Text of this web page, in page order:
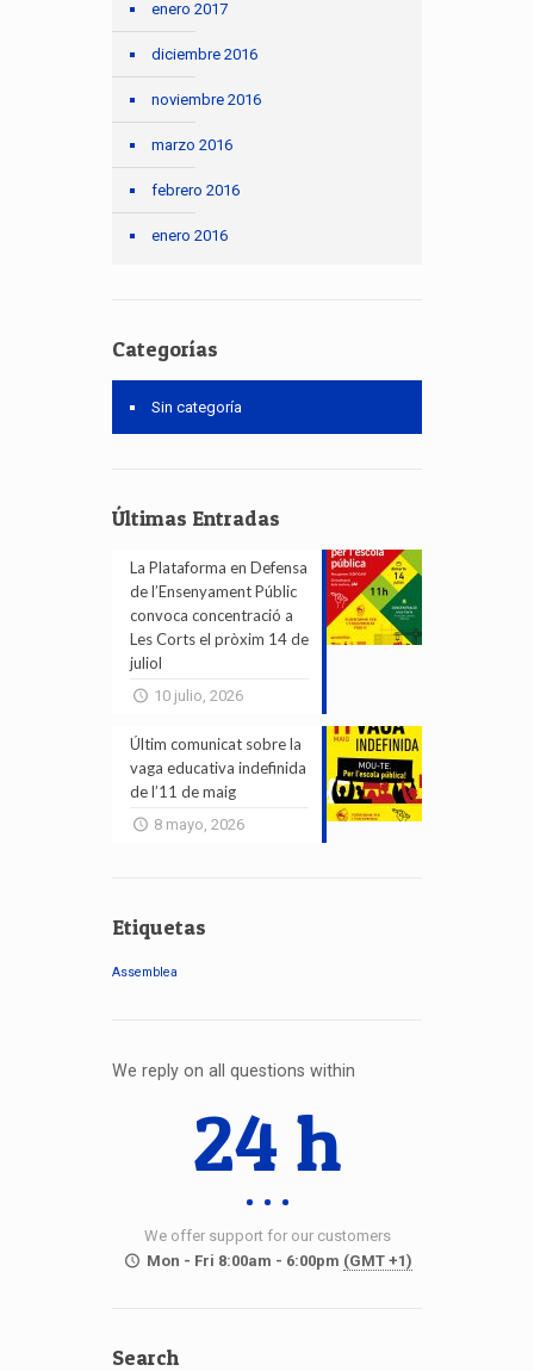
enero 2017
diciembre 2016
noviembre 2016
marzo 2016
febrero 2016
enero 2016
Categorías
Sin categoría
Últimas Entradas
La Plataforma en Defensa
de l’Ensenyament Públic
convoca concentració a
Les Corts el pròxim 14 de
juliol
10 julio, 2026
Últim comunicat sobre la
vaga educativa indefinida
de l’11 de maig
8 mayo, 2026
Etiquetas
Assemblea
We reply on all questions within
24 h
We offer support for our customers
Mon - Fri 8:00am - 6:00pm (GMT +1)
Search